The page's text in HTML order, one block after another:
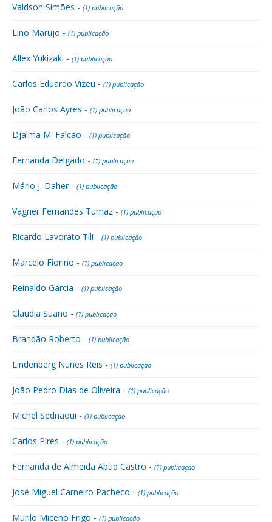
Valdson Simões - (1) publicação
Lino Marujo - (1) publicação
Allex Yukizaki - (1) publicação
Carlos Eduardo Vizeu - (1) publicação
João Carlos Ayres - (1) publicação
Djalma M. Falcão - (1) publicação
Fernanda Delgado - (1) publicação
Mário J. Daher - (1) publicação
Vagner Fernandes Tumaz - (1) publicação
Ricardo Lavorato Tili - (1) publicação
Marcelo Fiorino - (1) publicação
Reinaldo Garcia - (1) publicação
Claudia Suano - (1) publicação
Brandão Roberto - (1) publicação
Lindenberg Nunes Reis - (1) publicação
João Pedro Dias de Oliveira - (1) publicação
Michel Sednaoui - (1) publicação
Carlos Pires - (1) publicação
Fernanda de Almeida Abud Castro - (1) publicação
José Miguel Carneiro Pacheco - (1) publicação
Murilo Miceno Frigo - (1) publicação